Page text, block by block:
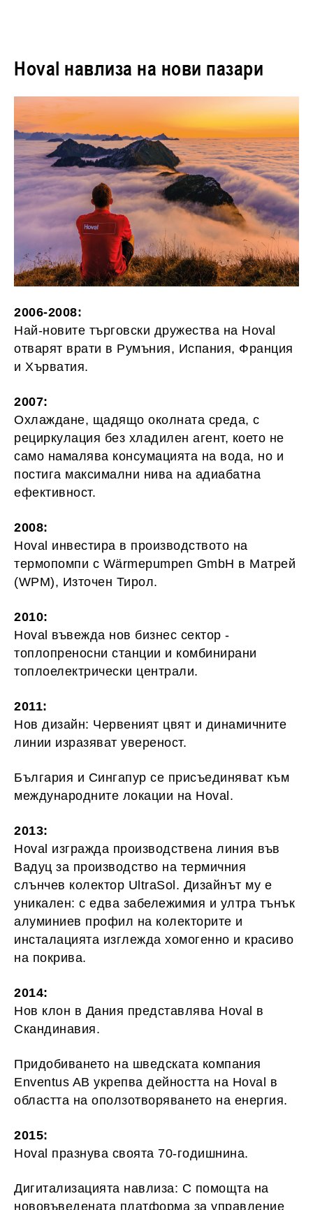
Hoval навлиза на нови пазари
2006-2008:
Най-новите търговски дружества на Hoval
отварят врати в Румъния, Испания, Франция
и Хърватия.
2007:
Охлаждане, щадящо околната среда, с
рециркулация без хладилен агент, което не
само намалява консумацията на вода, но и
постига максимални нива на адиабатна
ефективност.
2008:
Hoval инвестира в производството на
термопомпи с Wärmepumpen GmbH в Матрей
(WPM), Източен Тирол.
2010:
Hoval въвежда нов бизнес сектор -
топлопреносни станции и комбинирани
топлоелектрически централи.
2011:
Нов дизайн: Червеният цвят и динамичните
линии изразяват увереност.
България и Сингапур се присъединяват към
международните локации на Hoval.
2013:
Hoval изгражда производствена линия във
Вадуц за производство на термичния
слънчев колектор UltraSol. Дизайнът му е
уникален: с едва забележимия и ултра тънък
алуминиев профил на колекторите и
инсталацията изглежда хомогенно и красиво
на покрива.
2014:
Нов клон в Дания представлява Hoval в
Скандинавия.
Придобиването на шведската компания
Enventus AB укрепва дейността на Hoval в
областта на оползотворяването на енергия.
2015:
Hoval празнува своята 70-годишнина.
Дигитализацията навлиза: С помощта на
нововъведената платформа за управление